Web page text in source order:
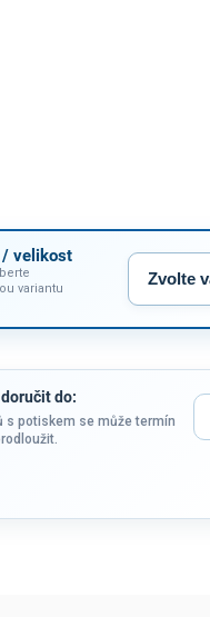
/ velikost
variantu
do:
s potiskem se může termín